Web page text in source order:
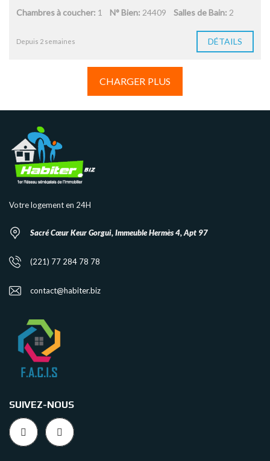
Chambres à coucher: 1 N° Bien: 24409 Salles de Bain: 2
Depuis 2 semaines DÉTAILS
CHARGER PLUS
Votre logement en 24H
Sacré Cœur Keur Gorgui, Immeuble Hermès 4, Apt 97
(221) 77 284 78 78
contact@habiter.biz
SUIVEZ-NOUS